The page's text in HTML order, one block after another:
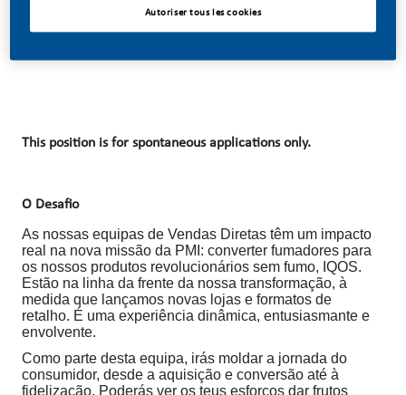
Date De Publication
07/14/2026
This position is for spontaneous applications only.
O Desafio
As nossas equipas de Vendas Diretas têm um impacto
real na nova missão da PMI: converter fumadores para
os nossos produtos revolucionários sem fumo, IQOS.
Estão na linha da frente da nossa transformação, à
medida que lançamos novas lojas e formatos de
retalho. É uma experiência dinâmica, entusiasmante e
envolvente.
Como parte desta equipa, irás moldar a jornada do
consumidor, desde a aquisição e conversão até à
fidelização. Poderás ver os teus esforços dar frutos
Autoriser tous les cookies